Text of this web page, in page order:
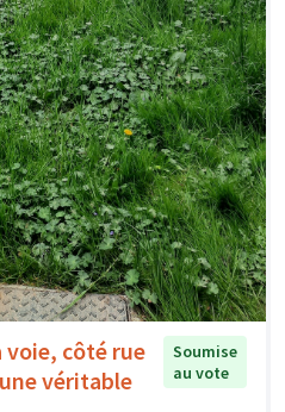
voie, côté rue
véritable
Soumise
au vote